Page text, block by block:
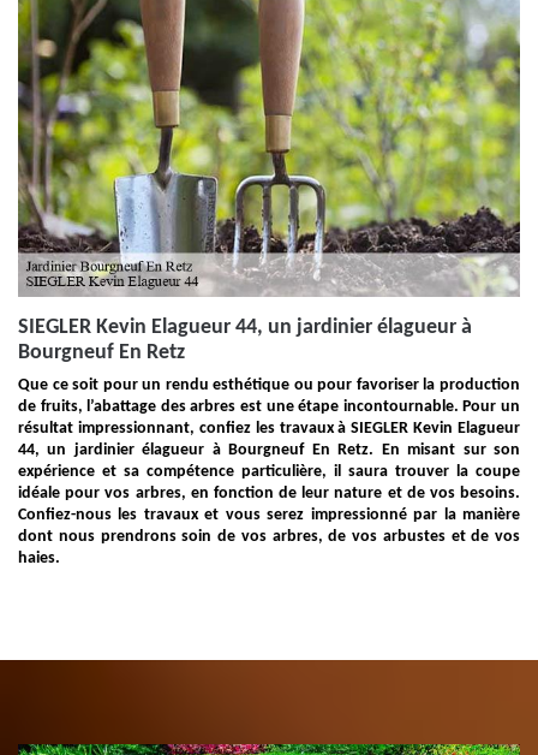
SIEGLER Kevin Elagueur 44, un jardinier élagueur à
Bourgneuf En Retz
Que ce soit pour un rendu esthétique ou pour favoriser la production
de fruits, l’abattage des arbres est une étape incontournable. Pour un
résultat impressionnant, confiez les travaux à SIEGLER Kevin Elagueur
44, un jardinier élagueur à Bourgneuf En Retz. En misant sur son
expérience et sa compétence particulière, il saura trouver la coupe
idéale pour vos arbres, en fonction de leur nature et de vos besoins.
Confiez-nous les travaux et vous serez impressionné par la manière
dont nous prendrons soin de vos arbres, de vos arbustes et de vos
haies.